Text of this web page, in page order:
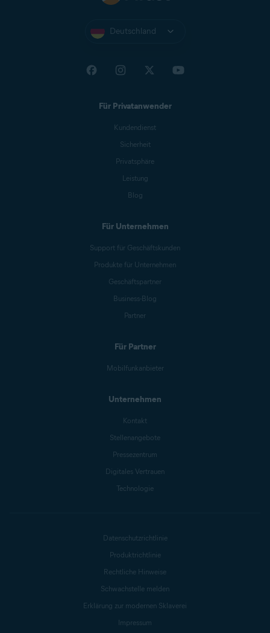
Deutschland
Für Privatanwender
Kundendienst
Sicherheit
Privatsphäre
Leistung
Blog
Für Unternehmen
Support für Geschäftskunden
Produkte für Unternehmen
Geschäftspartner
Business-Blog
Partner
Für Partner
Mobilfunkanbieter
Unternehmen
Kontakt
Stellenangebote
Pressezentrum
Digitales Vertrauen
Technologie
Datenschutzrichtlinie
Produktrichtlinie
Rechtliche Hinweise
Schwachstelle melden
Erklärung zur modernen Sklaverei
Impressum